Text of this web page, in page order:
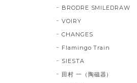
BRODRE SMILEDRAW
VOIRY
CHANGES
Flamingo Train
SIESTA
田村 一（陶磁器）